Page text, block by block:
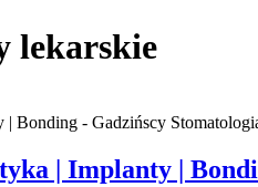
lekarskie
| Implanty |